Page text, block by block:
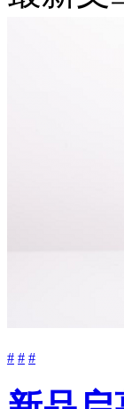
# # #